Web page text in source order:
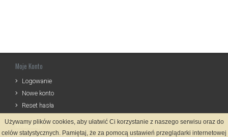
Moje Konto
Logowanie
Nowe konto
Reset hasła
Informacje
Używamy plików cookies, aby ułatwić Ci korzystanie z naszego serwisu oraz do
celów statystycznych. Pamiętaj, że za pomocą ustawień przeglądarki internetowej